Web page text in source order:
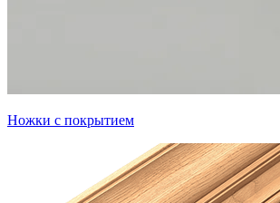
Ножки с покрытием